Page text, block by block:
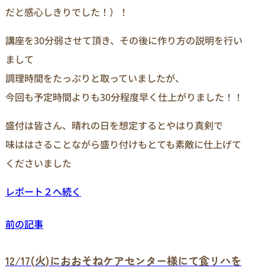
だと感心しきりでした！）！
講座を30分弱させて頂き、その後に作り方の説明を行い
まして
調理時間をたっぷりと取っていましたが、
今回も予定時間よりも30分程度早く仕上がりました！！
盛付は皆さん、晴れの日を想定するとやはり真剣で
味ははさることながら盛り付けもとても素敵に仕上げて
くださいました
レポート２へ続く
前の記事
12/17(火)におおそねケアセンター様にて食リハを